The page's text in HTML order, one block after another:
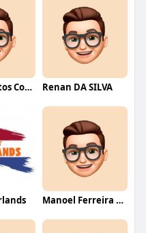
Cleber Santos Costa Renan DA SILVA
Manoel Ferreira dos Santos junior